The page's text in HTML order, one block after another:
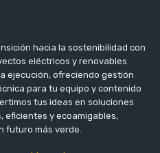
hacia la sostenibilidad con
eléctricos y renovables.
ejecución, ofreciendo gestión
para tu equipo y contenido
tus ideas en soluciones
eficientes y ecoamigables,
futuro más verde.